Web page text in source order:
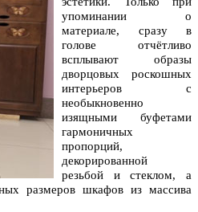
упоминании о
материале, сразу в
голове отчётливо
всплывают образы
дворцовых роскошных
интерьеров с
необыкновенно
изящными буфетами
гармоничных
пропорций,
декорированной
резьбой и стеклом, а
размеров шкафов из массива